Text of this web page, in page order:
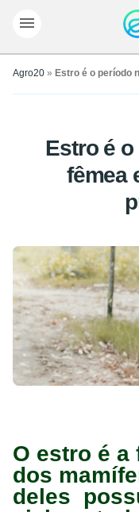
Agro20 » Estro é o período
Estro é
fêmea
O estro é a
dos
deles